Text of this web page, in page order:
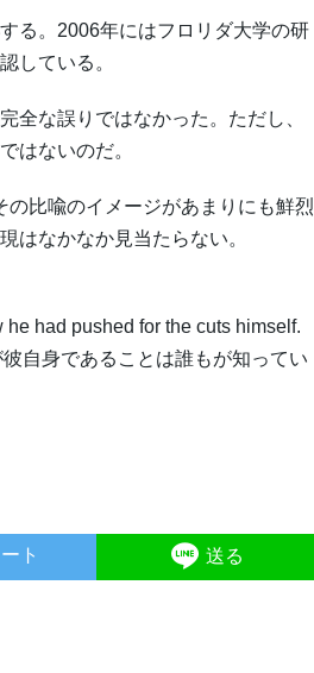
る。2006年にはフロリダ大学の研
している。
な誤りではなかった。ただし、
はないのだ。
比喩のイメージがあまりにも鮮烈
はなかなか見当たらない。
had pushed for the cuts himself.
自身であることは誰もが知ってい
ト 送る